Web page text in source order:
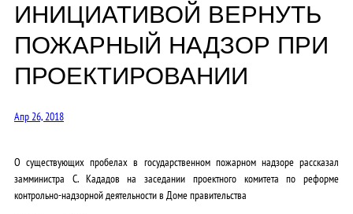
ИНИЦИАТИВОЙ ВЕРНУТЬ
ПОЖАРНЫЙ НАДЗОР ПРИ
ПРОЕКТИРОВАНИИ
Апр 26, 2018
О существующих пробелах в государственном пожарном надзоре рассказал
замминистра С. Кададов на заседании проектного комитета по реформе
контрольно-надзорной деятельности в Доме правительства